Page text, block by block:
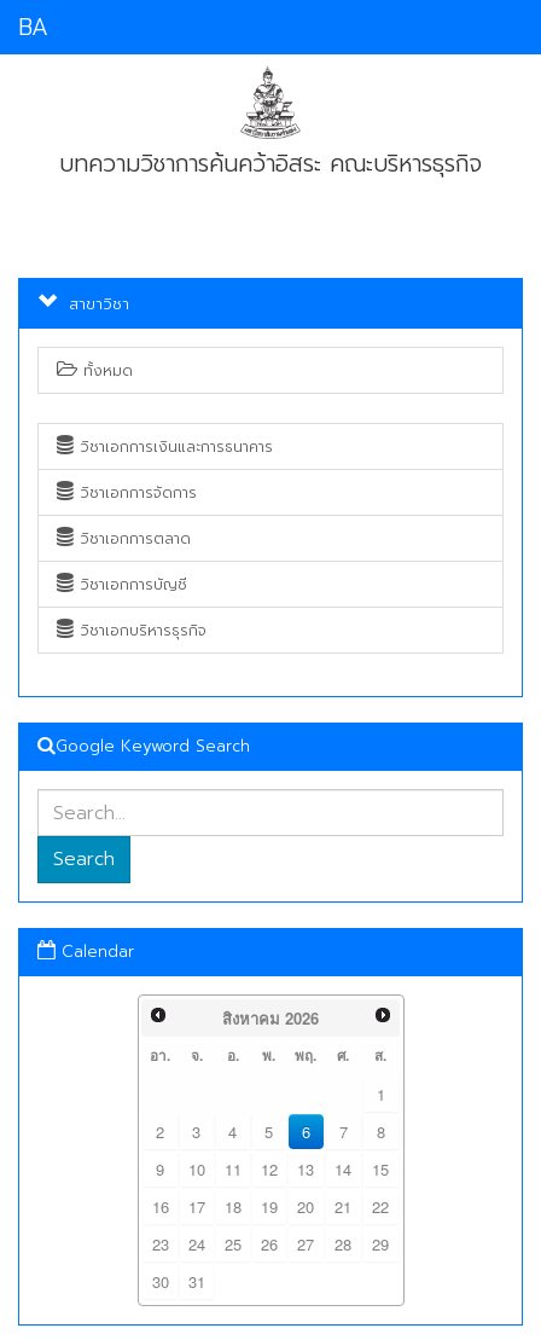
BA
บทความวิชาการค้นคว้าอิสระ คณะบริหารธุรกิจ
สาขาวิชา
ทั้งหมด
วิชาเอกการเงินและการธนาคาร
วิชาเอกการจัดการ
วิชาเอกการตลาด
วิชาเอกการบัญชี
วิชาเอกบริหารธุรกิจ
Google Keyword Search
Search
Calendar
สิงหาคม 2026
อา. จ. อ. พ. พฤ. ศ. ส.
1
2
3 4 5 6 7
8
9
10 11 12 13 14
15
16
17 18 19 20 21
22
23
24 25 26 27 28
29
30
31